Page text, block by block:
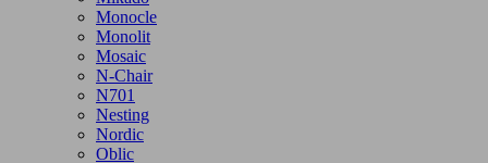
Monocle
Monolit
Mosaic
N-Chair
N701
Nesting
Nordic
Oblic